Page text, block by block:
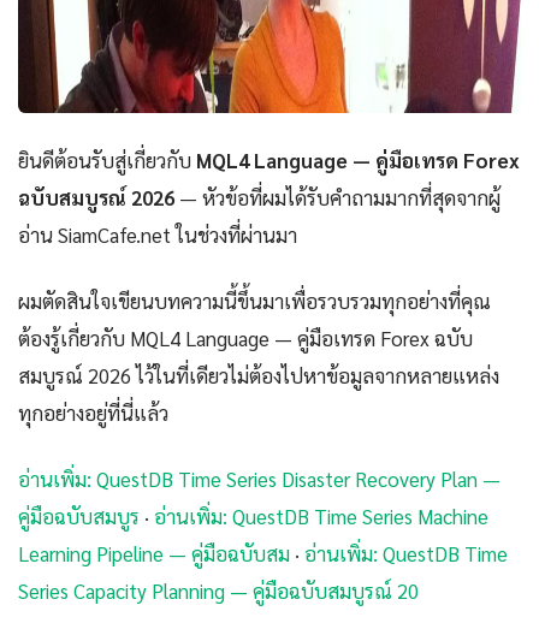
ยินดีต้อนรับสู่เกี่ยวกับ MQL4 Language — คู่มือเทรด Forex
ฉบับสมบูรณ์ 2026 — หัวข้อที่ผมได้รับคำถามมากที่สุดจากผู้
อ่าน SiamCafe.net ในช่วงที่ผ่านมา
ผมตัดสินใจเขียนบทความนี้ขึ้นมาเพื่อรวบรวมทุกอย่างที่คุณ
ต้องรู้เกี่ยวกับ MQL4 Language — คู่มือเทรด Forex ฉบับ
สมบูรณ์ 2026 ไว้ในที่เดียวไม่ต้องไปหาข้อมูลจากหลายแหล่ง
ทุกอย่างอยู่ที่นี่แล้ว
อ่านเพิ่ม: QuestDB Time Series Disaster Recovery Plan —
คู่มือฉบับสมบูร · อ่านเพิ่ม: QuestDB Time Series Machine
Learning Pipeline — คู่มือฉบับสม · อ่านเพิ่ม: QuestDB Time
Series Capacity Planning — คู่มือฉบับสมบูรณ์ 20